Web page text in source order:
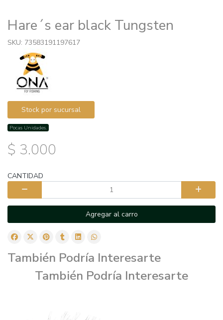
Hare´s ear black Tungsten
SKU: 73583191197617
Stock por sucursal
Pocas Unidades.
$ 3.000
CANTIDAD
Agregar al carro
También Podría Interesarte
También Podría Interesarte